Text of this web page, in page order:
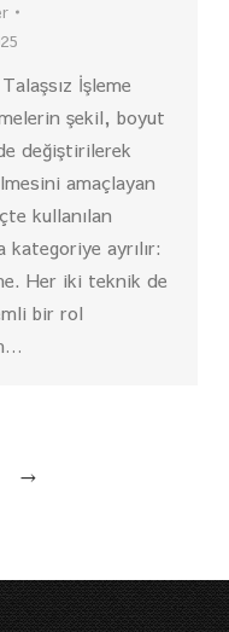
İşleme
şekil, boyut
değiştirilerek
amaçlayan
kullanılan
ayrılır:
Her iki teknik de
bir rol
→